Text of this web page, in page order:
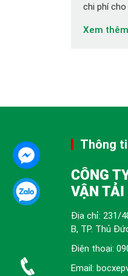
chi phí cho
vụ đóng
Xem thêm
Thông
CÔNG
VẬN TẢI
Địa chỉ: 231/
B, TP. Thủ
Điện thoại:
Email: